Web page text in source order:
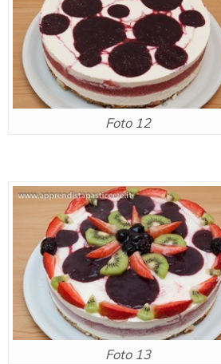
Foto 12
Foto 13